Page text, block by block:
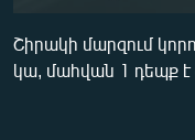
ՏՏ ԵՒ ԻՆՏԵՐՆԵՏ
Շիրակի մարզում
կա, մահվան 1 դեպք